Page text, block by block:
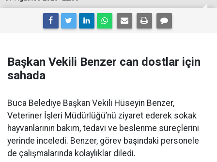
Başkan Vekili Benzer can dostlar için
sahada
Buca Belediye Başkan Vekili Hüseyin Benzer,
Veteriner İşleri Müdürlüğü’nü ziyaret ederek sokak
hayvanlarının bakım, tedavi ve beslenme süreçlerini
yerinde inceledi. Benzer, görev başındaki personele
de çalışmalarında kolaylıklar diledi.